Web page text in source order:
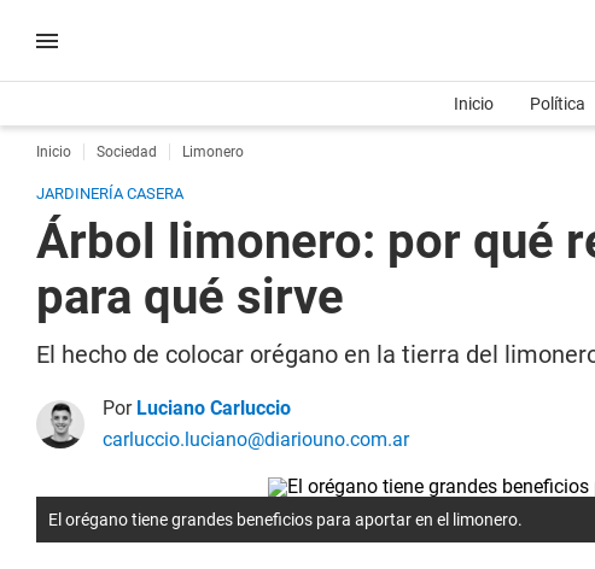
Inicio Política
Inicio Sociedad Limonero
JARDINERÍA CASERA
Árbol limonero: por qué
para qué sirve
El hecho de colocar orégano en la tierra del
Por Luciano Carluccio
carluccio.luciano@diariouno.com.ar
El orégano tiene grandes beneficios para aportar en el limonero.